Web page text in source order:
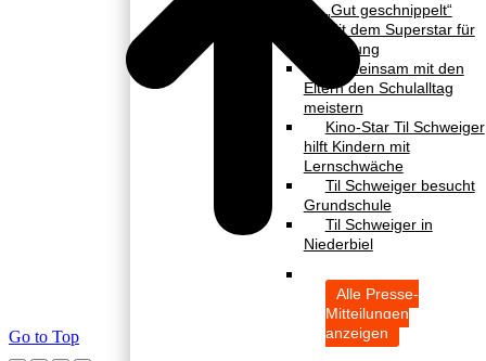
„Gut geschnippelt“
Mit dem Superstar für
die Bildung
Gemeinsam mit den
Eltern den Schulalltag
meistern
Kino-Star Til Schweiger
hilft Kindern mit
Lernschwäche
Til Schweiger besucht
Grundschule
Til Schweiger in
Niederbiel
Alle Presse-
Mitteilungen
anzeigen
Go to Top